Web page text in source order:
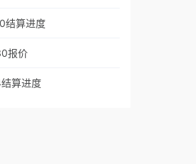
结算进度
报价
算进度